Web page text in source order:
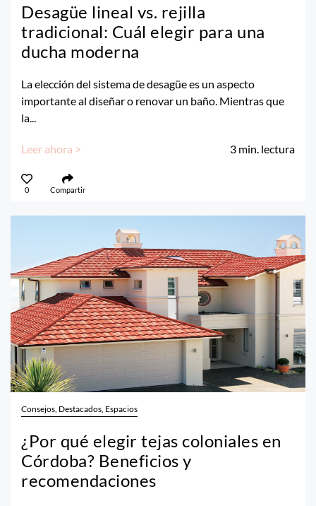
Desagüe lineal vs. rejilla
tradicional: Cuál elegir para una
ducha moderna
La elección del sistema de desagüe es un aspecto
importante al diseñar o renovar un baño. Mientras que
la...
Leer ahora > 3 min. lectura
0 Compartir
Consejos, Destacados, Espacios
¿Por qué elegir tejas coloniales en
Córdoba? Beneficios y
recomendaciones